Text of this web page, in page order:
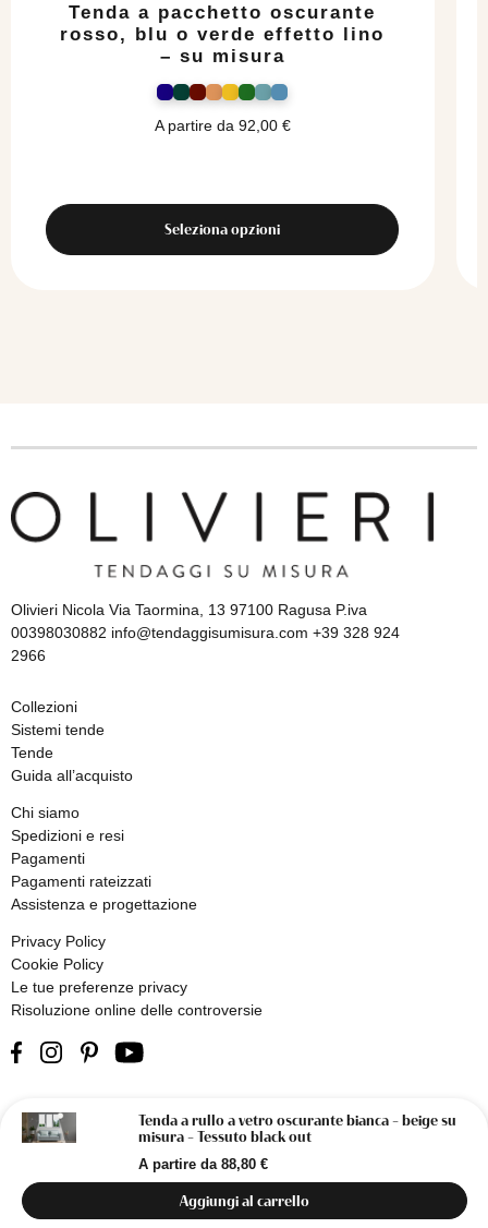
Tenda a rullo a vetro oscurante bianca – beige su
misura – Tessuto black out
A partire da 88,80 €
Aggiungi al carrello
Tenda a pacchetto oscurante
rosso, blu o verde effetto lino
– su misura
A partire da 92,00 €
Seleziona opzioni
Olivieri Nicola Via Taormina, 13 97100 Ragusa P.iva
00398030882 info@tendaggisumisura.com +39 328 924
2966
Collezioni
Sistemi tende
Tende
Guida all’acquisto
Chi siamo
Spedizioni e resi
Pagamenti
Pagamenti rateizzati
Assistenza e progettazione
Privacy Policy
Cookie Policy
Le tue preferenze privacy
Risoluzione online delle controversie
© 2026 Olivieri - Tendaggi su Misura | Designed & developed by